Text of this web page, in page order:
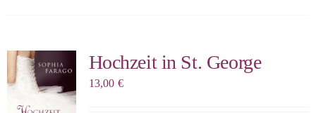
Hochzeit in St. George
13,00 €